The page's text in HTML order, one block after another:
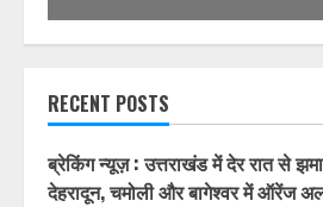
RECENT POSTS
ब्रेकिंग न्यूज़ : उत्तराखंड में देर रात से
देहरादून, चमोली और बागेश्वर में ऑरेंज